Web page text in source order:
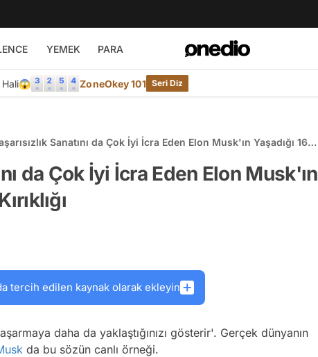
YEMEK PARA
ZoneOkey 101 Seri Diz
Sanatını da Çok İyi İcra Eden Elon Musk'ın Yaşadığı 16
da Çok İyi İcra Eden Elon Musk'ın
tercih edilen kaynak olarak ekleyin
daha da yaklaştığınızı gösterir'. Gerçek dünyanın
da bu sözün canlı örneği.